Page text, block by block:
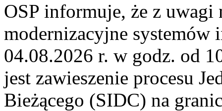
OSP informuje, że z uwagi
modernizacyjne
04.08.2026 r. w godz. od
jest zawieszenie procesu
Bieżącego (SIDC) na